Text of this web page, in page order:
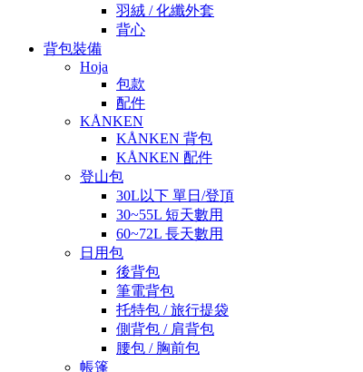
羽絨 / 化纖外套
背心
背包裝備
Hoja
包款
配件
KÅNKEN
KÅNKEN 背包
KÅNKEN 配件
登山包
30L以下 單日/登頂
30~55L 短天數用
60~72L 長天數用
日用包
後背包
筆電背包
托特包 / 旅行提袋
側背包 / 肩背包
腰包 / 胸前包
帳篷